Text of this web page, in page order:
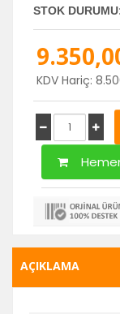
STOK
KDV Hariç:
AÇIKLAMA